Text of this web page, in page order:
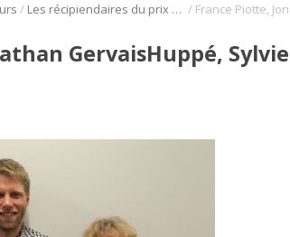
/ Les récipiendaires du prix Atlas en physiothérapie /
GervaisHuppé, Sylvie